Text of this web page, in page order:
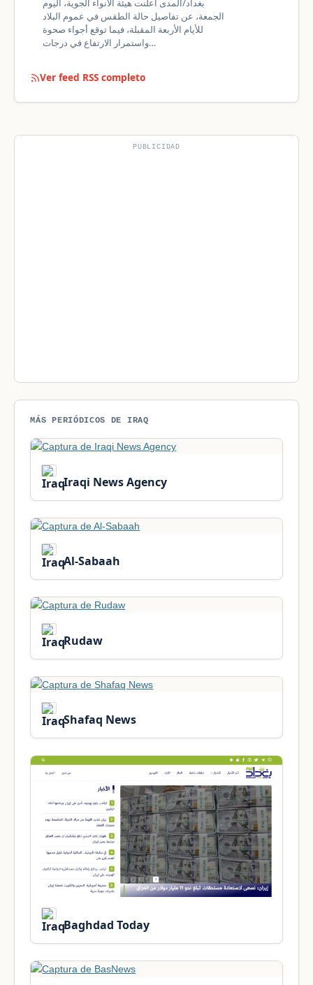
بغداد/المدى أعلنت هيئة الأنواء الجوية، اليوم
الجمعة، عن تفاصيل حالة الطقس في عموم البلاد
للأيام الأربعة المقبلة، فيما توقع أجواء صحوة
واستمرار الارتفاع في درجات…
Ver feed RSS completo
PUBLICIDAD
MÁS PERIÓDICOS DE IRAQ
Iraqi News Agency
Al-Sabaah
Rudaw
Shafaq News
Baghdad Today